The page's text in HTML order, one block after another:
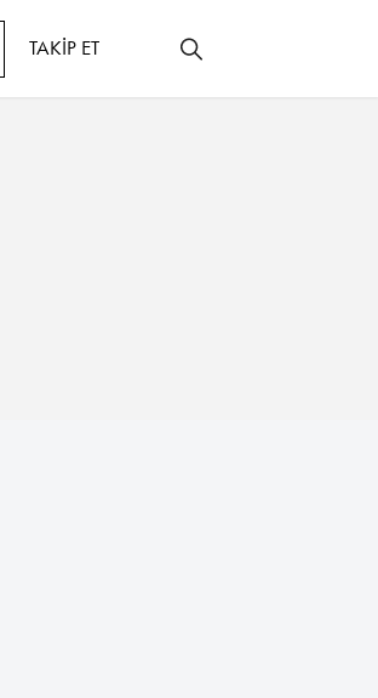
TAKİP ET